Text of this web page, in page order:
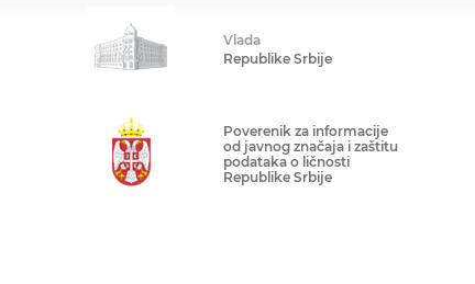
Vlada
Republike Srbije
Poverenik za informacije
od javnog značaja i zaštitu
podataka o ličnosti
Republike Srbije